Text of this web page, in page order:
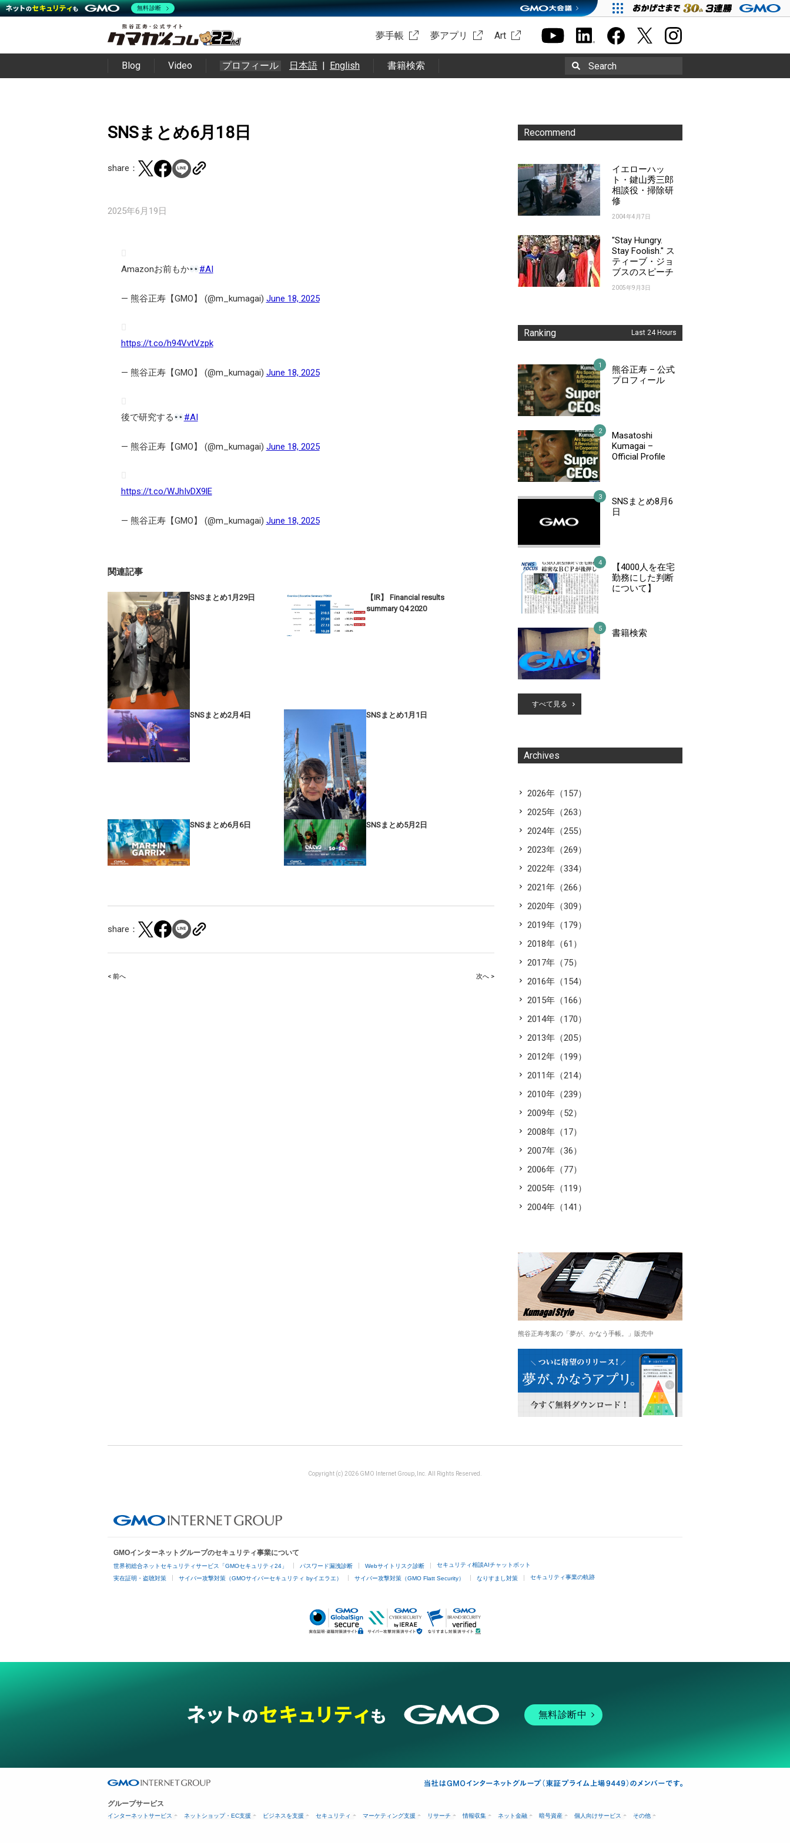
夢手帳 夢アプリ Art
Blog Video プロフィール 日本語 | English 書籍検索 Search
SNSまとめ6月18日
share：
2025年6月19日
Amazonお前もか #AI
— 熊谷正寿【GMO】 (@m_kumagai) June 18, 2025
https://t.co/h94VvtVzpk
— 熊谷正寿【GMO】 (@m_kumagai) June 18, 2025
後で研究する #AI
— 熊谷正寿【GMO】 (@m_kumagai) June 18, 2025
https://t.co/WJhIvDX9lE
— 熊谷正寿【GMO】 (@m_kumagai) June 18, 2025
関連記事
SNSまとめ1月29日
【IR】 Financial results
summary Q4 2020
SNSまとめ2月4日 SNSまとめ1月1日
SNSまとめ6月6日 SNSまとめ5月2日
share：
Post
< 前へ 次へ >
Recommend
イエローハッ
ト・鍵山秀三郎
相談役・掃除研
修
2004年4月7日
"Stay Hungry.
Stay Foolish." ス
ティーブ・ジョ
ブスのスピーチ
2005年9月3日
Ranking Last 24 Hours
熊谷正寿 – 公式
プロフィール
Masatoshi
Kumagai –
Official Profile
SNSまとめ8月6
日
【4000人を在宅
勤務にした判断
について】
書籍検索
すべて見る
Archives
2026年（157）
2025年（263）
2024年（255）
2023年（269）
2022年（334）
2021年（266）
2020年（309）
2019年（179）
2018年（61）
2017年（75）
2016年（154）
2015年（166）
2014年（170）
2013年（205）
2012年（199）
2011年（214）
2010年（239）
2009年（52）
2008年（17）
2007年（36）
2006年（77）
2005年（119）
2004年（141）
熊谷正寿考案の「夢が、かなう手帳。」販売中
Copyright (c) 2026 GMO Internet Group, Inc. All Rights Reserved.
GMOインターネットグループのセキュリティ事業について
世界初総合ネットセキュリティサービス「GMOセキュリティ24」 パスワード漏洩診断 Webサイトリスク診断 セキュリティ相談AIチャットボット
実在証明・盗聴対策 サイバー攻撃対策（GMOサイバーセキュリティ byイエラエ） サイバー攻撃対策（GMO Flatt Security） なりすまし対策 セキュリティ事業の軌跡
無料診断中
グループサービス
インターネットサービス ネットショップ・EC支援 ビジネスを支援 セキュリティ マーケティング支援 リサーチ 情報収集 ネット金融 暗号資産 個人向けサービス その他
無料診断